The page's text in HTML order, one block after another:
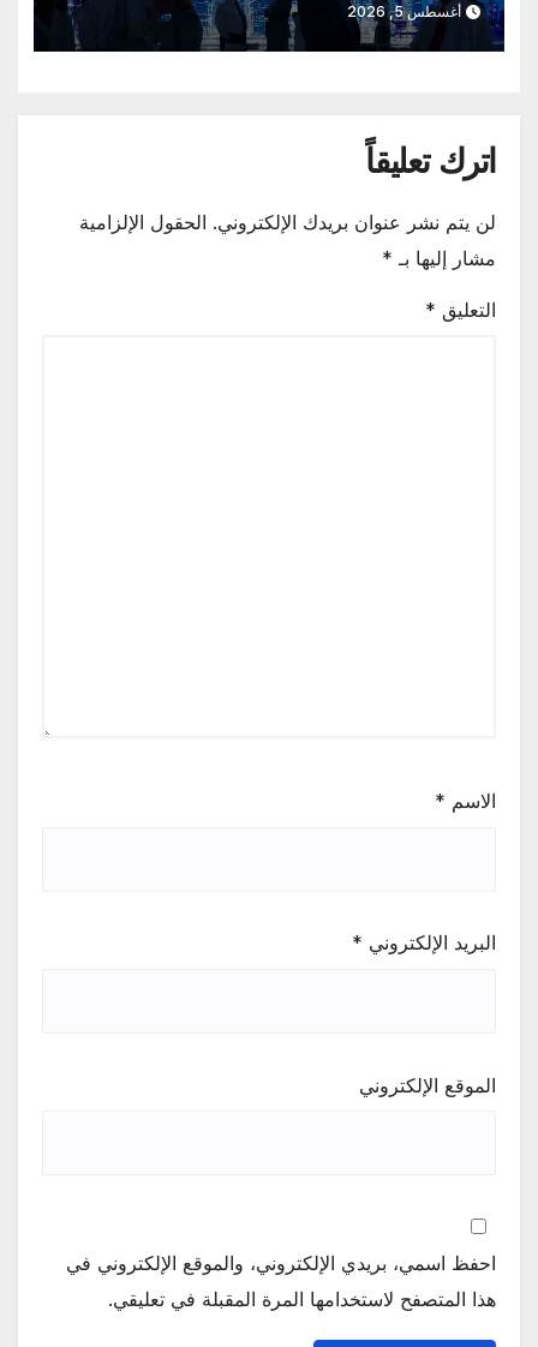
أغسطس 5, 2026
اترك تعليقاً
لن يتم نشر عنوان بريدك الإلكتروني. الحقول الإلزامية
مشار إليها بـ *
التعليق *
الاسم *
البريد الإلكتروني *
الموقع الإلكتروني
احفظ اسمي، بريدي الإلكتروني، والموقع الإلكتروني في
هذا المتصفح لاستخدامها المرة المقبلة في تعليقي.